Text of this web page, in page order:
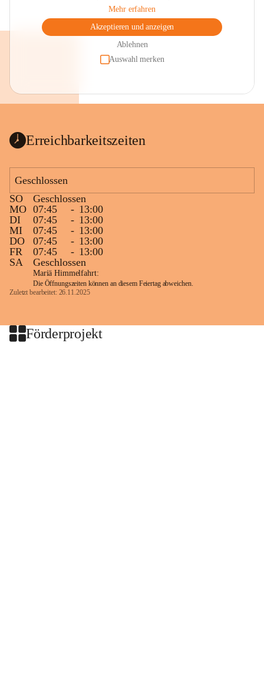
Mehr erfahren
Akzeptieren und anzeigen
Ablehnen
Auswahl merken
Erreichbarkeitszeiten
Geschlossen
SO
Geschlossen
MO 07:45 - 13:00
DI
07:45 - 13:00
MI
07:45 - 13:00
DO
07:45 - 13:00
FR
07:45 - 13:00
SA
Geschlossen
Mariä Himmelfahrt:
Die Öffnungszeiten können an diesem Feiertag abweichen.
Zuletzt bearbeitet: 26.11.2025
Förderprojekt